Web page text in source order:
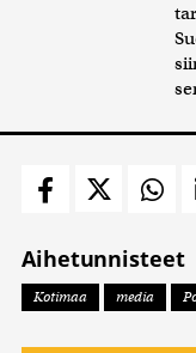
Aihetunnisteet
Kotimaa media